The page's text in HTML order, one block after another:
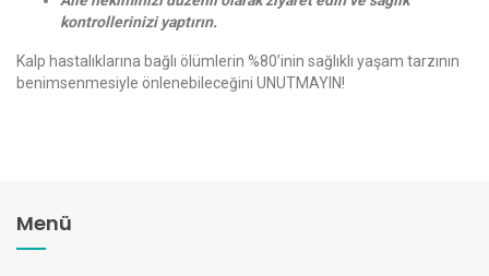
kontrollerinizi yaptırın.
Kalp hastalıklarına bağlı ölümlerin %80’inin sağlıklı yaşam tarzının
benimsenmesiyle önlenebileceğini UNUTMAYIN!
Menü